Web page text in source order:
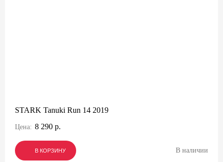
STARK Tanuki Run 14 2019
Цена: 8 290 р.
В КОРЗИНУ
В КОРЗИНУ
В КОРЗИНУ В наличии